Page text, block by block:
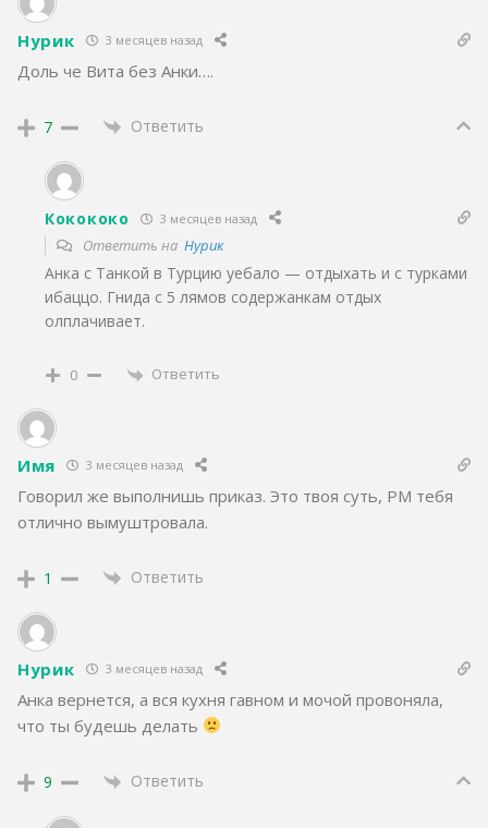
Нурик 3 месяцев назад
Доль че Вита без Анки….
7 Ответить
Кокококо 3 месяцев назад
Ответить на Нурик
Анка с Танкой в Турцию уебало — отдыхать и с турками
ибаццо. Гнида с 5 лямов содержанкам отдых
олплачивает.
0 Ответить
Имя 3 месяцев назад
Говорил же выполнишь приказ. Это твоя суть, РМ тебя
отлично вымуштровала.
1 Ответить
Нурик 3 месяцев назад
Анка вернется, а вся кухня гавном и мочой провоняла,
что ты будешь делать
9 Ответить